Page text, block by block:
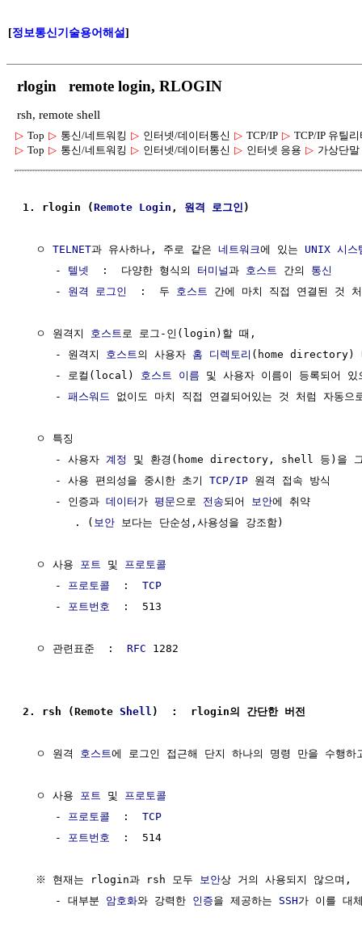
[정보통신기술용어해설]
rlogin remote login, RLOGIN
rsh, remote shell
▷ Top ▷ 통신/네트워킹 ▷ 인터넷/데이터통신 ▷ TCP/IP ▷ TCP/IP 유틸리
▷ Top ▷ 통신/네트워킹 ▷ 인터넷/데이터통신 ▷ 인터넷 응용 ▷ 가상단말
1. rlogin (Remote Login , 원격 로그인 )
  ㅇ
TELNET과 유사하나, 주로 같은 네트워크에 있는 UNIX 시스
     -
텔넷
  :  다양한 형식의
터미널과 호스트 간의 통신
     -
원격 로그인
  :  두
호스트 간에 마치 직접 연결된 것
  ㅇ 원격지
호스트 로 로그-인(login)할 때,
     - 원격지
호스트 의 사용자 홈 디렉토리 (home directory)
     - 로컬(local)
호스트 이름 및 사용자 이름이 등록되어 있
     -
패스워드 없이도 마치 직접 연결되어있는 것 처럼 자동
  ㅇ 특징
     - 사용자
계정
및 환경(home directory, shell 등)을 그
     - 사용 편의성을 중시한 초기
TCP/IP 원격 접속 방식
     - 인증과
데이터 가 평문 으로 전송되어 보안에 취약
        . (
보안 보다는 단순성,사용성을 강조함)
  ㅇ 사용
포트 및 프로토콜
     -
프로토콜
  :
TCP
     -
포트번호
  :  513
  ㅇ 관련표준  :
RFC 1282
2. rsh (Remote Shell )  :  rlogin의 간단한 버전
  ㅇ 원격
호스트에 로그인 접근해 단지 하나의 명령 만을 수행하
  ㅇ 사용
포트 및 프로토콜
     -
프로토콜
  :
TCP
     -
포트번호
  :  514
  ※ 현재는 rlogin과 rsh 모두
보안상 거의 사용되지 않으며,
     - 대부분
암호화와 강력한 인증을 제공하는 SSH